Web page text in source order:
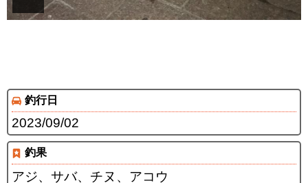
釣行日
2023/09/02
釣果
アジ、サバ、チヌ、アコウ